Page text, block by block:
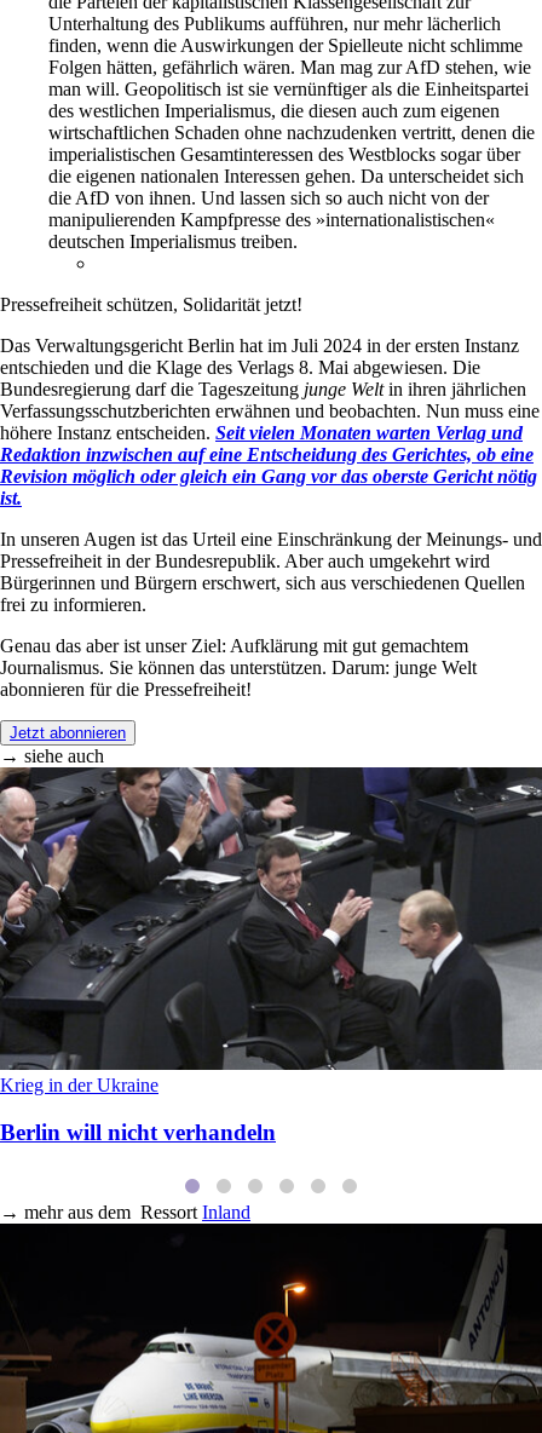
Unterhaltung des Publikums aufführen, nur mehr lächerlich
finden, wenn die Auswirkungen der Spielleute nicht schlimme
Folgen hätten, gefährlich wären. Man mag zur AfD stehen, wie
man will. Geopolitisch ist sie vernünftiger als die Einheitspartei
des westlichen Imperialismus, die diesen auch zum eigenen
wirtschaftlichen Schaden ohne nachzudenken vertritt, denen die
imperialistischen Gesamtinteressen des Westblocks sogar über
die eigenen nationalen Interessen gehen. Da unterscheidet sich
die AfD von ihnen. Und lassen sich so auch nicht von der
manipulierenden Kampfpresse des »internationalistischen«
deutschen Imperialismus treiben.
Pressefreiheit schützen, Solidarität jetzt!
Das Verwaltungsgericht Berlin hat im Juli 2024 in der ersten Instanz
entschieden und die Klage des Verlags 8. Mai abgewiesen. Die
Bundesregierung darf die Tageszeitung junge Weltin ihren jährlichen
Verfassungsschutzberichten erwähnen und beobachten. Nun muss eine
höhere Instanz entscheiden. Seit vielen Monaten warten Verlag und
Redaktion inzwischen auf eine Entscheidung des Gerichtes, ob eine
Revision möglich oder gleich ein Gang vor das oberste Gericht nötig
ist.
In unseren Augen ist das Urteil eine Einschränkung der Meinungs- und
Pressefreiheit in der Bundesrepublik. Aber auch umgekehrt wird
Bürgerinnen und Bürgern erschwert, sich aus verschiedenen Quellen
frei zu informieren.
Genau das aber ist unser Ziel: Aufklärung mit gut gemachtem
Journalismus. Sie können das unterstützen. Darum: junge Welt
abonnieren für die Pressefreiheit!
Jetzt abonnieren
→ siehe auch
Krieg in der Ukraine
Berlin will nicht verhandeln
→ mehr aus dem Ressort Inland